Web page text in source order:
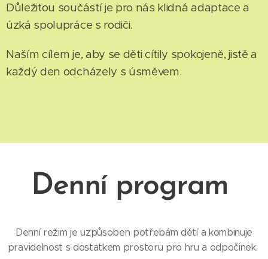
Důležitou součástí je pro nás klidná adaptace a
úzká spolupráce s rodiči.
Naším cílem je, aby se děti cítily spokojeně, jistě a
každý den odcházely s úsměvem.
Denní program
Denní režim je uzpůsoben potřebám dětí a kombinuje
pravidelnost s dostatkem prostoru pro hru a odpočinek.